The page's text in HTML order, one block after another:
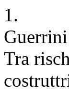
1.
Tra